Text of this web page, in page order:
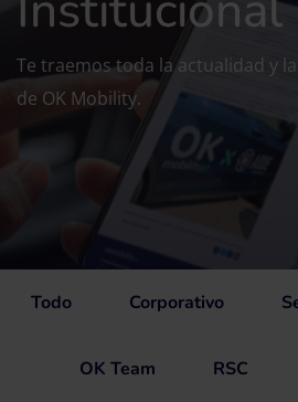
Te traemos toda la actualidad y
de OK Mobility.
Todo Corporativo
OK Team RSC